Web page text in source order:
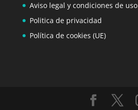
Aviso legal y condiciones de uso
Politica de privacidad
Política de cookies (UE)